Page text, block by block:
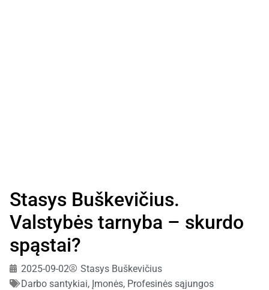
Stasys Buškevičius.
Valstybės tarnyba – skurdo
spąstai?
2025-09-02
Stasys Buškevičius
Darbo santykiai, Įmonės, Profesinės sąjungos